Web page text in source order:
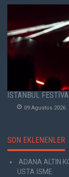
İSTANBUL
09 Agustos 2026
SON EKLENENLER
ADANA ALTIN
USTA İSME